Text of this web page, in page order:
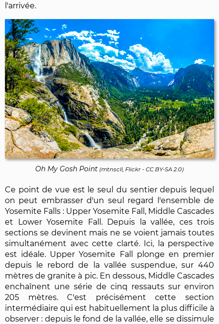
l'arrivée.
Oh My Gosh Point (mtnscll, Flickr - CC BY-SA 2.0)
Ce point de vue est le seul du sentier depuis lequel
on peut embrasser d'un seul regard l'ensemble de
Yosemite Falls : Upper Yosemite Fall, Middle Cascades
et Lower Yosemite Fall. Depuis la vallée, ces trois
sections se devinent mais ne se voient jamais toutes
simultanément avec cette clarté. Ici, la perspective
est idéale. Upper Yosemite Fall plonge en premier
depuis le rebord de la vallée suspendue, sur 440
mètres de granite à pic. En dessous, Middle Cascades
enchaînent une série de cinq ressauts sur environ
205 mètres. C'est précisément cette section
intermédiaire qui est habituellement la plus difficile à
observer : depuis le fond de la vallée, elle se dissimule